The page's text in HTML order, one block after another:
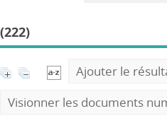
(222)
Ajouter le
Visionner les documents